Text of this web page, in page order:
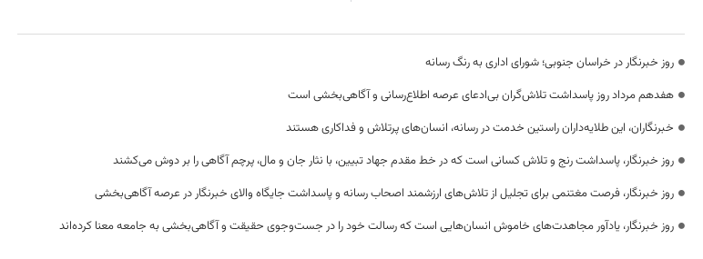
روز خبرنگار در خراسان جنوبی؛ شورای اداری به رنگ رسانه
هفدهم مرداد روز پاسداشت تلاش‌گران بی‌ادعای عرصه اطلاع‌رسانی و آگاهی‌بخشی است
خبرنگاران، این طلایه‌داران راستین خدمت در رسانه، انسان‌های پرتلاش و فداکاری هستند
روز خبرنگار، پاسداشت رنج و تلاش کسانی است که در خط مقدم جهاد تبیین، با نثار جان و مال، پرچم آگاهی را بر دوش می‌کشند
روز خبرنگار، فرصت مغتنمی برای تجلیل از تلاش‌های ارزشمند اصحاب رسانه و پاسداشت جایگاه والای خبرنگار در عرصه آگاهی‌بخشی
روز خبرنگار، یادآور مجاهدت‌های خاموش انسان‌هایی است که رسالت خود را در جست‌وجوی حقیقت و آگاهی‌بخشی به جامعه معنا کرده‌اند